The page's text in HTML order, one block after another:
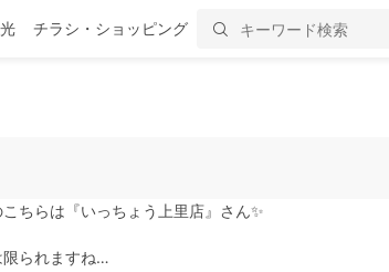
チラシ・ショッピング
ちらは『いっちょう上里店』さん✨
限られますね…